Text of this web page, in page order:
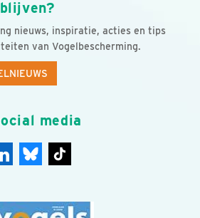
nieuws, inspiratie, acties en tips
van Vogelbescherming.
media